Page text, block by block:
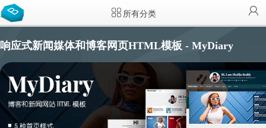
所有分类
响应式新闻媒体和博客网页HTML模板 - MyDiary